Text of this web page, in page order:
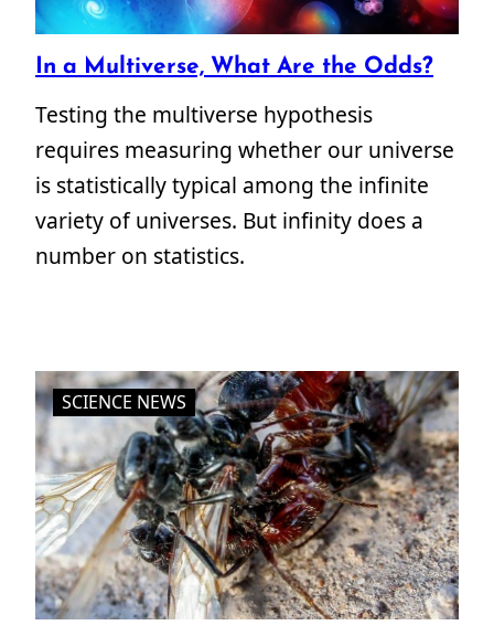
In a Multiverse, What Are the Odds?
Testing the multiverse hypothesis
requires measuring whether our universe
is statistically typical among the infinite
variety of universes. But infinity does a
number on statistics.
SCIENCE NEWS